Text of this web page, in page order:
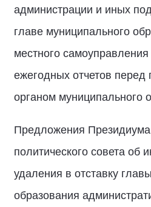
администрации и иных
главе муниципального
местного
ежегодных отчетов перед
органом муниципального
Предложения Президиума
политического совета об
удаления в отставку
образования